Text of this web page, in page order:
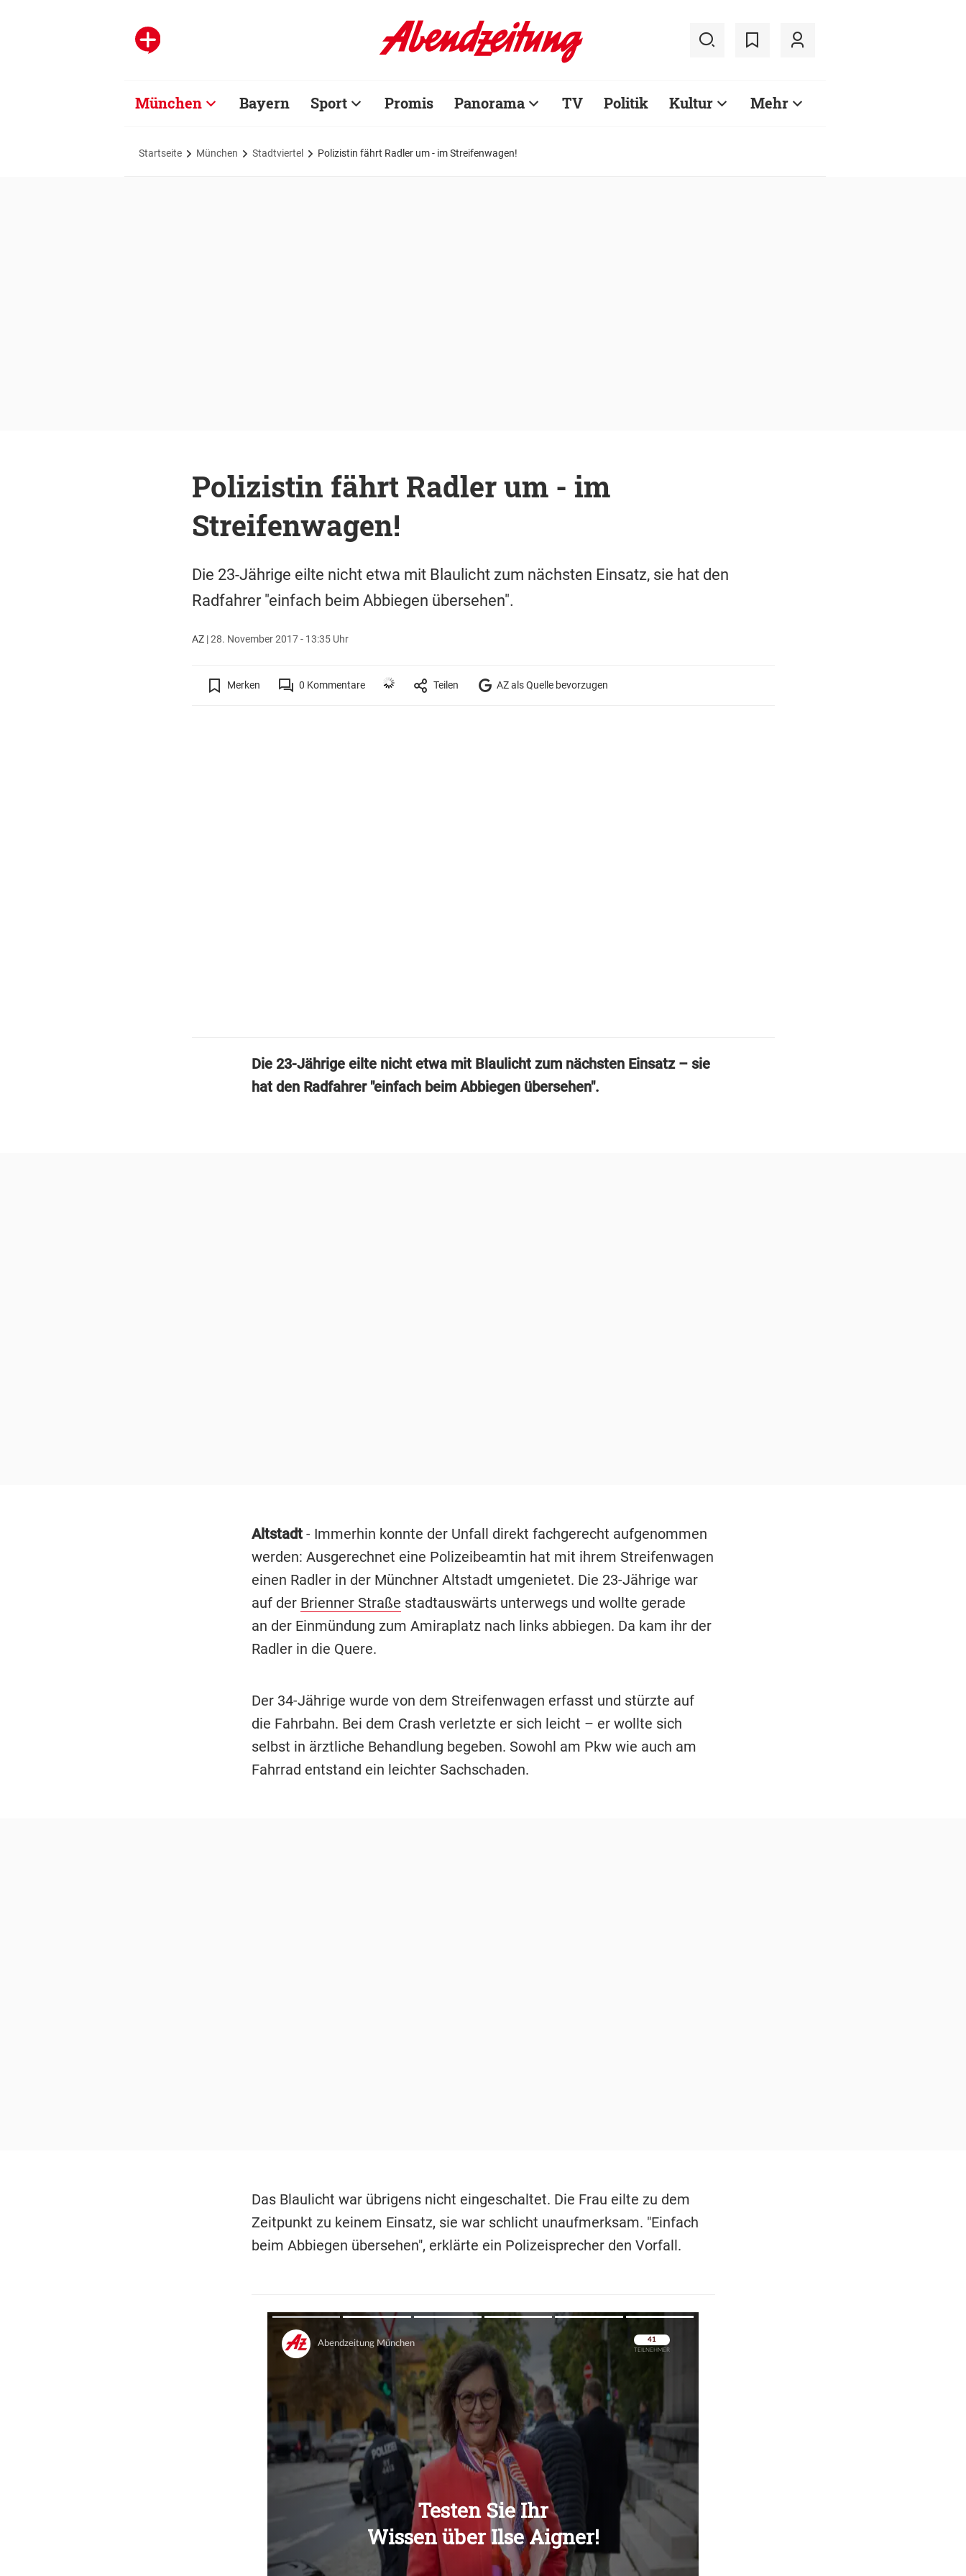
München Bayern Sport Promis Panorama TV Politik Kultur Mehr
Startseite München Stadtviertel Polizistin fährt Radler um - im Streifenwagen!
Polizistin fährt Radler um - im
Streifenwagen!
Die 23-Jährige eilte nicht etwa mit Blaulicht zum nächsten Einsatz, sie hat den
Radfahrer "einfach beim Abbiegen übersehen".
AZ|28. November 2017 - 13:35 Uhr
Merken 0 Kommentare Teilen AZ als Quelle bevorzugen
Die 23-Jährige eilte nicht etwa mit Blaulicht zum nächsten Einsatz – sie
hat den Radfahrer "einfach beim Abbiegen übersehen".
Altstadt - Immerhin konnte der Unfall direkt fachgerecht aufgenommen
werden: Ausgerechnet eine Polizeibeamtin hat mit ihrem Streifenwagen
einen Radler in der Münchner Altstadt umgenietet. Die 23-Jährige war
auf der Brienner Straße stadtauswärts unterwegs und wollte gerade
an der Einmündung zum Amiraplatz nach links abbiegen. Da kam ihr der
Radler in die Quere.
Der 34-Jährige wurde von dem Streifenwagen erfasst und stürzte auf
die Fahrbahn. Bei dem Crash verletzte er sich leicht – er wollte sich
selbst in ärztliche Behandlung begeben. Sowohl am Pkw wie auch am
Fahrrad entstand ein leichter Sachschaden.
Das Blaulicht war übrigens nicht eingeschaltet. Die Frau eilte zu dem
Zeitpunkt zu keinem Einsatz, sie war schlicht unaufmerksam. "Einfach
beim Abbiegen übersehen", erklärte ein Polizeisprecher den Vorfall.
Überspringen
Überspringen